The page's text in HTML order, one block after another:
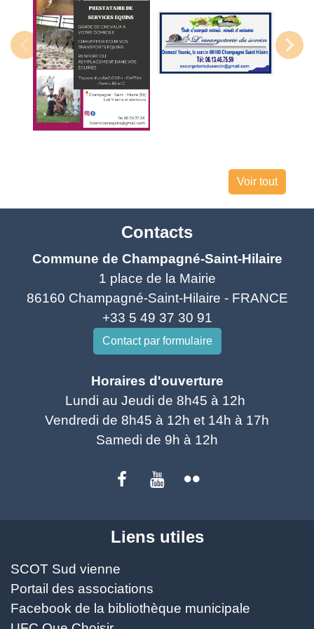
Voir tout
Contacts
Commune de Champagné-Saint-Hilaire
1 place de la Mairie
86160 Champagné-Saint-Hilaire - FRANCE
+33 5 49 37 30 91
Contact par formulaire
Horaires d'ouverture
Lundi au Jeudi de 8h45 à 12h
Vendredi de 8h45 à 12h et 14h à 17h
Samedi de 9h à 12h
Liens utiles
SCOT Sud vienne
Portail des associations
Facebook de la bibliothèque municipale